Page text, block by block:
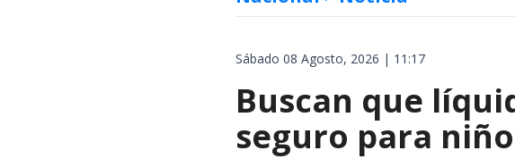
Sábado 08 Agosto, 2026 | 11:17
Buscan que
seguro para